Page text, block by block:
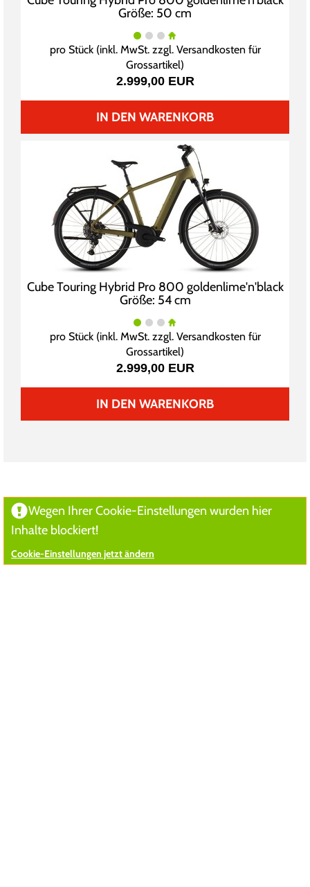
Größe: 50 cm
pro Stück (inkl. MwSt. zzgl. Versandkosten für
Grossartikel)
2.999,00 EUR
IN DEN WARENKORB
Cube Touring Hybrid Pro 800 goldenlime'n'black
Größe: 54 cm
pro Stück (inkl. MwSt. zzgl. Versandkosten für
Grossartikel)
2.999,00 EUR
IN DEN WARENKORB
Wegen Ihrer Cookie-Einstellungen wurden hier
Inhalte blockiert!
Cookie-Einstellungen jetzt ändern